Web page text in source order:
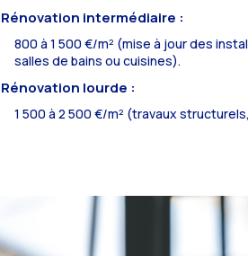
Rénovation intermédiaire :
800 à 1 500 €/m² (mise à jour des
salles de bains ou cuisines).
Rénovation lourde :
1 500 à 2 500 €/m² (travaux